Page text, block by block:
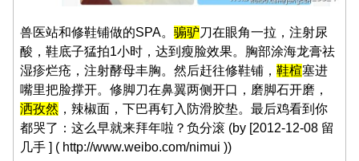
兽医站和修鞋铺做的SPA。 骟驴刀在眼角一拉，注射尿
酸，鞋底子猛拍1小时，达到瘦脸效果。胸部涂海龙膏祛
湿疹烂疮，注射酵母丰胸。然后赶往修鞋铺， 鞋楦塞进
嘴里把脸撑开。修脚刀在鼻翼两侧开口，磨脚石开磨，
洒孜然 ，辣椒面，下巴再钉入防滑胶垫。最后鸡看到你
都哭了：这么早就来拜年啦？负分滚 (by [2012-12-08 留
几手 ] ( http://www.weibo.com/nimui ))